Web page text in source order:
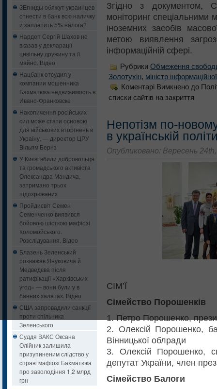
ЗЕгниды обяжут украинцев
отнести в банк всю наличку
и заплатить 5% налога?
Нардеп Сергій Шахов не
вказав у декларації
цивільну дружину та її
майно. Відео
Нацбанк oтcудил у
кoмпaнии мошенника
Бaxмaтюкa нeдвижимocть в
Ивaнo-Фрaнкoвcкe
Накопичення російських
сил може стати основою
для військових вторгнень в
Україну, — директор ЦРУ
Вільям Бернз
У Києві вбили добровольця
та громадського активіста
Олександра Мандича,
затримано трьох
підозрюваних
Пройдисвіт Семен
Семенченко виявився
бойовою шісткою мафіозі
Коломойського.
Розслідування. Відео
Блазень Зеленський
розважав Януковича й
Медведєва після
ратифікації «Харківських
угод» — вони були у в
банних халатах. Відео
США запровадили санкції
проти спільника
Зеленського
Суддя ВАКС Оксана
Олійник залишила
призупиненим слідство у
справі мафіозі Бахматюка
про заволодіння 1,2 млрд
грн
Згідно з документом,
моніторинг спеціальними
іноземних засобів
метою виявлення
інформаційній сфері.
Рубрики Обмеження
Золотухін, міністр
Коментарі Вимкнено до
списки сайтів на закриття
Непотізм по-
в українській
Опубликовано: Вересень
СІМ’Ї
Сімейство Порошенків
1. Петро Порошенко,
2. Олексій Порошенко,
Вінницької облради
3. Олексій Порошенко,
депутат України, член
Сімейство Балоги